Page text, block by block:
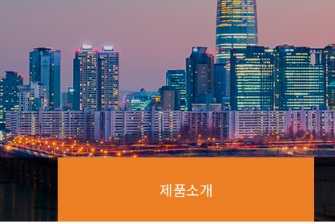
제품소개